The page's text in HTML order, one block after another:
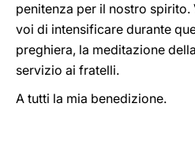
penitenza per il nostro spirito.
voi di intensificare durante
preghiera, la meditazione
servizio ai fratelli.
A tutti la mia benedizione.